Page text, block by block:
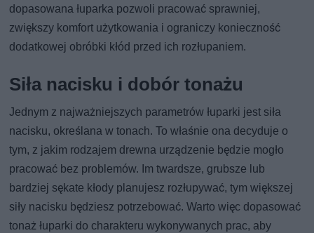
dopasowana łuparka pozwoli pracować sprawniej,
zwiększy komfort użytkowania i ograniczy konieczność
dodatkowej obróbki kłód przed ich rozłupaniem.
Siła nacisku i dobór tonażu
Jednym z najważniejszych parametrów łuparki jest siła
nacisku, określana w tonach. To właśnie ona decyduje o
tym, z jakim rodzajem drewna urządzenie będzie mogło
pracować bez problemów. Im twardsze, grubsze lub
bardziej sękate kłody planujesz rozłupywać, tym większej
siły nacisku będziesz potrzebować. Warto więc dopasować
tonaż łuparki do charakteru wykonywanych prac, aby